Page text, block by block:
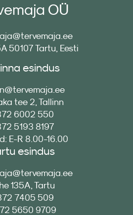
OÜ
50107 Tartu, Eesti
esindus
tee 2, Tallinn
6002 550
5193 8197
E-R 8.00-16.00
esindus
135A, Tartu
7405 509
5650 9709